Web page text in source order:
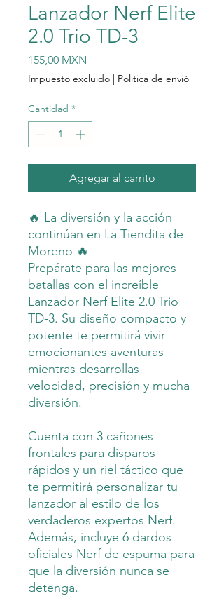
Lanzador Nerf Elite
2.0 Trio TD-3
155,00 MXN
Impuesto excluido | Politica de envió
Cantidad *
Agregar al carrito
🔥 La diversión y la acción
continúan en La Tiendita de
Moreno 🔥
Prepárate para las mejores
batallas con el increíble
Lanzador Nerf Elite 2.0 Trio
TD-3. Su diseño compacto y
potente te permitirá vivir
emocionantes aventuras
mientras desarrollas
velocidad, precisión y mucha
diversión.
Cuenta con 3 cañones
frontales para disparos
rápidos y un riel táctico que
te permitirá personalizar tu
lanzador al estilo de los
verdaderos expertos Nerf.
Además, incluye 6 dardos
oficiales Nerf de espuma para
que la diversión nunca se
detenga.